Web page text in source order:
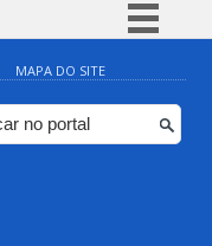
Simplifique!
Comunica BR
Participe
MAPA DO SITE